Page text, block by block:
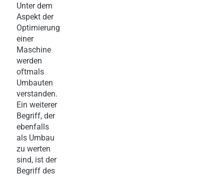
Unter dem
Aspekt der
Optimierung
einer
Maschine
werden
oftmals
Umbauten
verstanden.
Ein weiterer
Begriff, der
ebenfalls
als Umbau
zu werten
sind, ist der
Begriff des